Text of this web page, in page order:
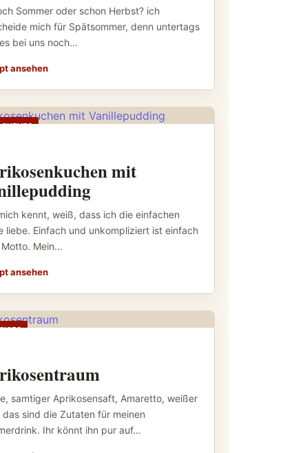
Sommer oder schon Herbst? ich
mich für Spätsommer, denn untertags
bei uns noch…
ansehen
mit
kennt, weiß, dass ich die einfachen
liebe. Einfach und unkompliziert ist einfach
Motto. Mein…
ansehen
samtiger Aprikosensaft, Amaretto, weißer
das sind die Zutaten für meinen
Ihr könnt ihn pur auf…